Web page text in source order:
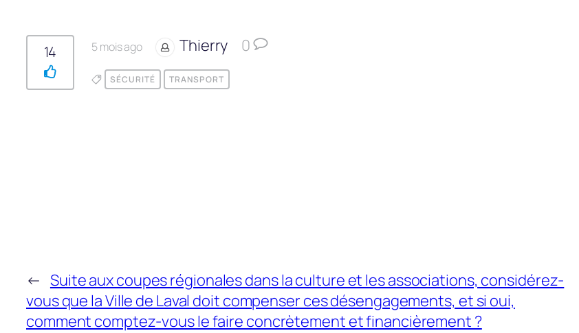
14 5 mois ago Thierry 0
SÉCURITÉ TRANSPORT
← Suite aux coupes régionales dans la culture et les associations, considérez-
vous que la Ville de Laval doit compenser ces désengagements, et si oui,
comment comptez-vous le faire concrètement et financièrement ?